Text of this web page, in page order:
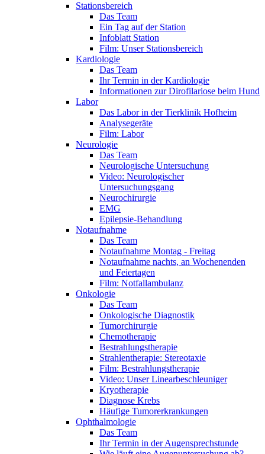
Stationsbereich
Das Team
Ein Tag auf der Station
Infoblatt Station
Film: Unser Stationsbereich
Kardiologie
Das Team
Ihr Termin in der Kardiologie
Informationen zur Dirofilariose beim Hund
Labor
Das Labor in der Tierklinik Hofheim
Analysegeräte
Film: Labor
Neurologie
Das Team
Neurologische Untersuchung
Video: Neurologischer
Untersuchungsgang
Neurochirurgie
EMG
Epilepsie-Behandlung
Notaufnahme
Das Team
Notaufnahme Montag - Freitag
Notaufnahme nachts, an Wochenenden
und Feiertagen
Film: Notfallambulanz
Onkologie
Das Team
Onkologische Diagnostik
Tumorchirurgie
Chemotherapie
Bestrahlungstherapie
Strahlentherapie: Stereotaxie
Film: Bestrahlungstherapie
Video: Unser Linearbeschleuniger
Kryotherapie
Diagnose Krebs
Häufige Tumorerkrankungen
Ophthalmologie
Das Team
Ihr Termin in der Augensprechstunde